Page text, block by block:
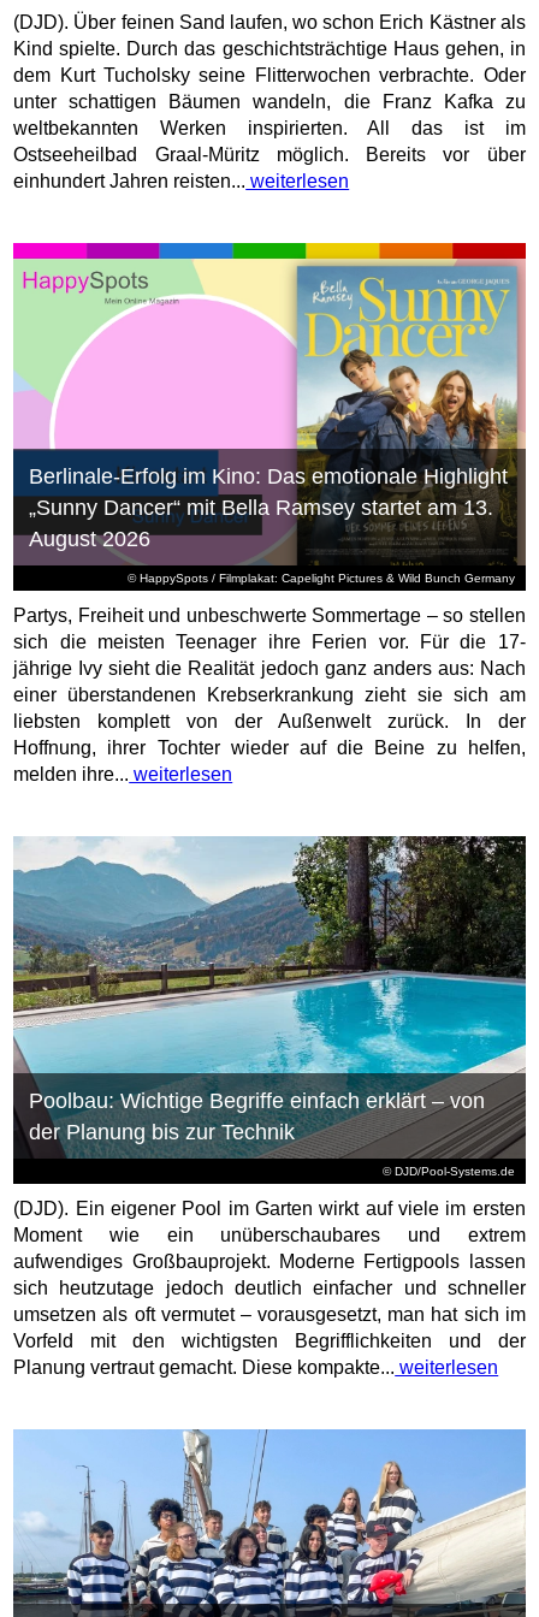
(DJD). Über feinen Sand laufen, wo schon Erich Kästner als
Kind spielte. Durch das geschichtsträchtige Haus gehen, in
dem Kurt Tucholsky seine Flitterwochen verbrachte. Oder
unter schattigen Bäumen wandeln, die Franz Kafka zu
weltbekannten Werken inspirierten. All das ist im
Ostseeheilbad Graal-Müritz möglich. Bereits vor über
einhundert Jahren reisten... weiterlesen
© HappySpots / Filmplakat: Capelight Pictures & Wild Bunch Germany
Berlinale-Erfolg im Kino: Das emotionale Highlight
„Sunny Dancer“ mit Bella Ramsey startet am 13.
August 2026
Partys, Freiheit und unbeschwerte Sommertage – so stellen
sich die meisten Teenager ihre Ferien vor. Für die 17-
jährige Ivy sieht die Realität jedoch ganz anders aus: Nach
einer überstandenen Krebserkrankung zieht sie sich am
liebsten komplett von der Außenwelt zurück. In der
Hoffnung, ihrer Tochter wieder auf die Beine zu helfen,
melden ihre... weiterlesen
© DJD/Pool-Systems.de
Poolbau: Wichtige Begriffe einfach erklärt – von
der Planung bis zur Technik
(DJD). Ein eigener Pool im Garten wirkt auf viele im ersten
Moment wie ein unüberschaubares und extrem
aufwendiges Großbauprojekt. Moderne Fertigpools lassen
sich heutzutage jedoch deutlich einfacher und schneller
umsetzen als oft vermutet – vorausgesetzt, man hat sich im
Vorfeld mit den wichtigsten Begrifflichkeiten und der
Planung vertraut gemacht. Diese kompakte... weiterlesen